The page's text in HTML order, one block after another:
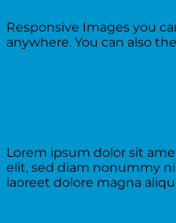
Responsive Images you
anywhere. You can also
Lorem ipsum dolor sit
elit, sed diam nonummy
laoreet dolore magna